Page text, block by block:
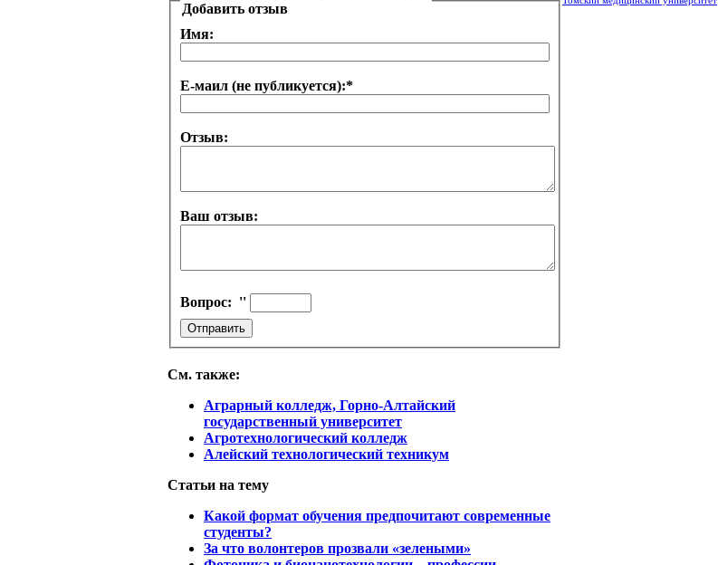
Добавить отзыв
Имя:
Е-маил (не публикуется):*
Отзыв:
Ваш отзыв:
Вопрос: ''
См. также:
Аграрный колледж, Горно-Алтайский
государственный университет
Агротехнологический колледж
Алейский технологический техникум
Статьи на тему
Какой формат обучения предпочитают современные
студенты?
За что волонтеров прозвали «зелеными»